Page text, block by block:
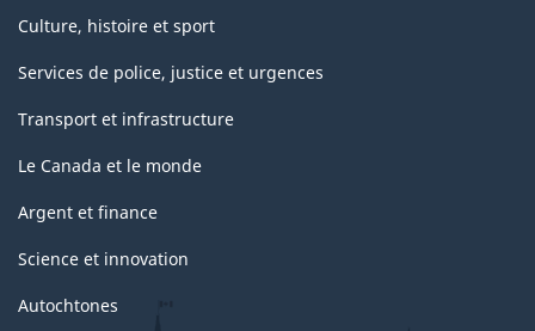
Culture, histoire et sport
Services de police, justice et urgences
Transport et infrastructure
Le Canada et le monde
Argent et finance
Science et innovation
Autochtones